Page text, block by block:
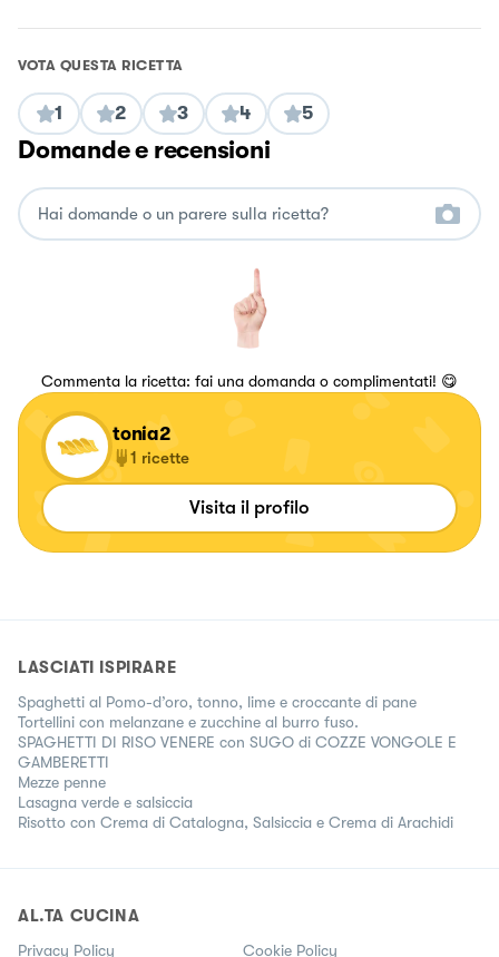
VOTA QUESTA RICETTA
1 2 3 4 5
Domande e recensioni
Commenta la ricetta: fai una domanda o complimentati! 😋
tonia2
1 ricette
Visita il profilo
LASCIATI ISPIRARE
Spaghetti al Pomo-d’oro, tonno, lime e croccante di pane
Tortellini con melanzane e zucchine al burro fuso.
SPAGHETTI DI RISO VENERE con SUGO di COZZE VONGOLE E
GAMBERETTI
Mezze penne
Lasagna verde e salsiccia
Risotto con Crema di Catalogna, Salsiccia e Crema di Arachidi
AL.TA CUCINA
Privacy Policy Cookie Policy